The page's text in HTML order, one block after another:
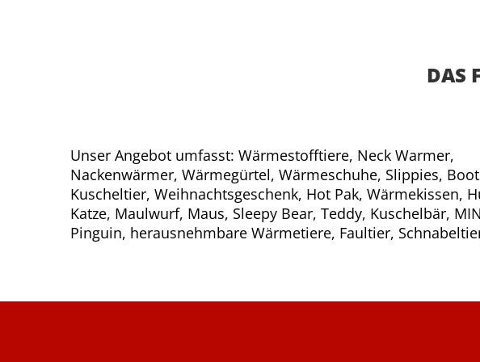
DAS
Unser Angebot umfasst: Wärmestofftiere, Neck Warmer,
Nackenwärmer, Wärmegürtel, Wärmeschuhe, Slippies,
Kuscheltier, Weihnachtsgeschenk, Hot Pak, Wärmekissen,
Katze, Maulwurf, Maus, Sleepy Bear, Teddy, Kuschelbär,
Pinguin, herausnehmbare Wärmetiere, Faultier,
Krokodil, Giraffe, Frosch, Schildkröte, Frischling, Wärmeschal,
Robbe, Lama, Hai, Luchs, Eichhörnchen, Dinosaurier, Bär,
Esel, Hase, Bunny, Kaninchen, Otter, Rochen, Igel,